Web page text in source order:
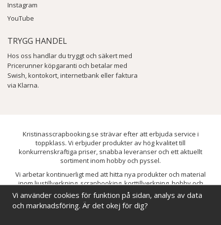
Instagram
YouTube
TRYGG HANDEL
Hos oss handlar du tryggt och säkert med
Pricerunner köpgaranti och betalar med
Swish, kontokort, internetbank eller faktura
via Klarna.
Kristinasscrapbooking.se strävar efter att erbjuda service i
toppklass. Vi erbjuder produkter av hög kvalitet till
konkurrenskraftiga priser, snabba leveranser och ett aktuellt
sortiment inom hobby och pyssel.
Vi arbetar kontinuerligt med att hitta nya produkter och material
inom ljustillverkning, scrapbooking, korttillverkning, hobby och
pyssel. Målet är att bredda sortimentet och löpande förbättra och
utveckla vårt utbud, så att du alltid kan hitta det du behöver hos oss.
Vi använder cookies för funktion på sidan, analys av data
och marknadsföring. Är det okej för dig?